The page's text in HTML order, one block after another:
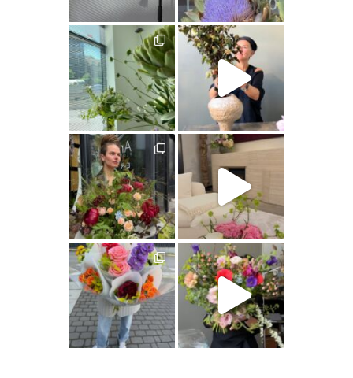
artishokflow artishokflow
artishokflow artishokflow
artishokflow artishokflow